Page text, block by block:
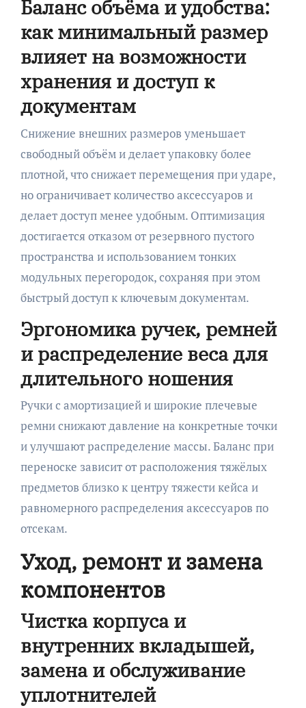
Баланс объёма и удобства:
как минимальный размер
влияет на возможности
хранения и доступ к
документам
Снижение внешних размеров уменьшает
свободный объём и делает упаковку более
плотной, что снижает перемещения при ударе,
но ограничивает количество аксессуаров и
делает доступ менее удобным. Оптимизация
достигается отказом от резервного пустого
пространства и использованием тонких
модульных перегородок, сохраняя при этом
быстрый доступ к ключевым документам.
Эргономика ручек, ремней
и распределение веса для
длительного ношения
Ручки с амортизацией и широкие плечевые
ремни снижают давление на конкретные точки
и улучшают распределение массы. Баланс при
переноске зависит от расположения тяжёлых
предметов близко к центру тяжести кейса и
равномерного распределения аксессуаров по
отсекам.
Уход, ремонт и замена
компонентов
Чистка корпуса и
внутренних вкладышей,
замена и обслуживание
уплотнителей